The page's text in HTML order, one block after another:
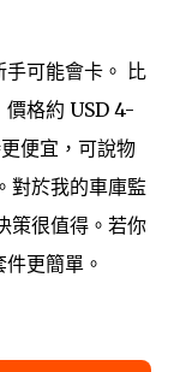
手可能會卡。 比
價格約 USD 4-
便宜，可說物
對於我的車庫監
策很值得。若你
更簡單。